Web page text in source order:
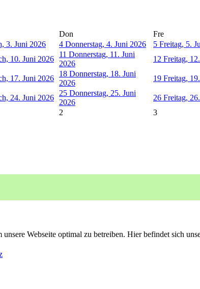
Don Fre
3. Juni 2026 4 Donnerstag, 4. Juni 2026 5 Freitag, 5.
10. Juni 2026
11 Donnerstag, 11. Juni
2026
12 Freitag,
17. Juni 2026
18 Donnerstag, 18. Juni
2026
19 Freitag,
24. Juni 2026
25 Donnerstag, 25. Juni
2026
26 Freitag,
2 3
Webseite optimal zu betreiben. Hier befindet sich